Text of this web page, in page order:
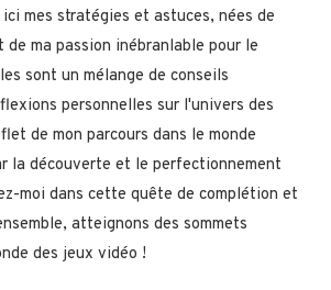
mes stratégies et astuces, nées de
de ma passion inébranlable pour le
sont un mélange de conseils
personnelles sur l'univers des
de mon parcours dans le monde
la découverte et le perfectionnement
moi dans cette quête de complétion et
atteignons des sommets
des jeux vidéo !